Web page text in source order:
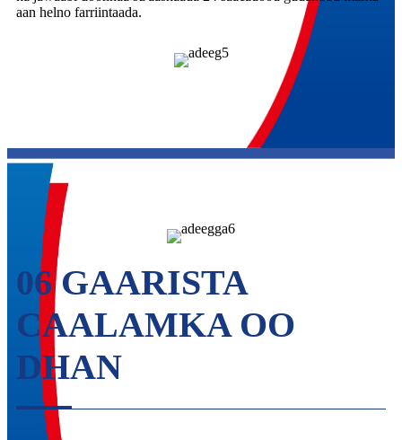
aan helno farriintaada.
06 GAARISTA
CAALAMKA OO
DHAN